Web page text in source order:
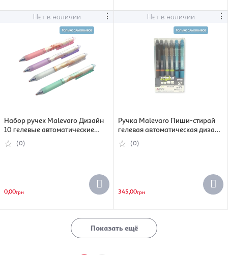
Нет в наличии ⋮
Набор ручек Malevaro Дизайн
10 гелевые автоматические
пиши-стирай синий 110 мм 12
шт (33116/12)
(0)
0,00грн
Нет в наличии ⋮
Ручка Malevaro Пиши-стирай
гелевая автоматическая дизайн
53 синий 0.5 мм 12 шт (33313)
(0)
345,00грн
Показать ещё